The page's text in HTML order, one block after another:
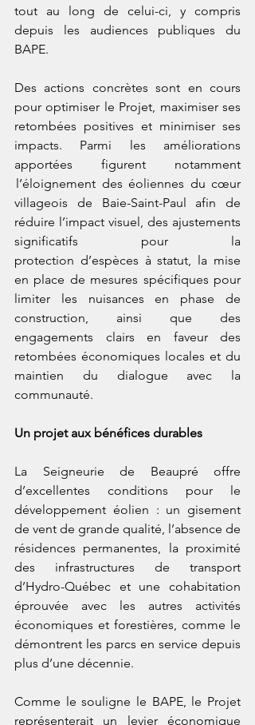
tout au long de celui-ci, y compris
depuis les audiences publiques du
BAPE.
Des actions concrètes sont en cours
pour optimiser le Projet, maximiser ses
retombées positives et minimiser ses
impacts. Parmi les améliorations
apportées figurent notamment
l’éloignement des éoliennes du cœur
villageois de Baie-Saint-Paul afin de
réduire l’impact visuel, des ajustements
significatifs pour la
protection d’espèces à statut, la mise
en place de mesures spécifiques pour
limiter les nuisances en phase de
construction, ainsi que des
engagements clairs en faveur des
retombées économiques locales et du
maintien du dialogue avec la
communauté.
Un projet aux bénéfices durables
La Seigneurie de Beaupré offre
d’excellentes conditions pour le
développement éolien : un gisement
de vent de grande qualité, l’absence de
résidences permanentes, la proximité
des infrastructures de transport
d’Hydro-Québec et une cohabitation
éprouvée avec les autres activités
économiques et forestières, comme le
démontrent les parcs en service depuis
plus d’une décennie.
Comme le souligne le BAPE, le Projet
représenterait un levier économique